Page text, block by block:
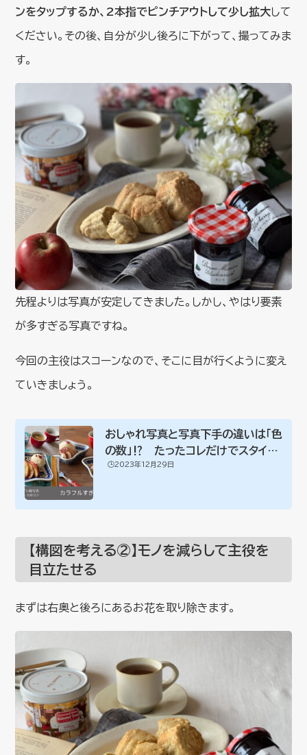
ンをタップするか、2本指でピンチアウトして少し拡大して
ください。その後、自分が少し後ろに下がって、撮ってみま
す。
先程よりは写真が安定してきました。しかし、やはり要素
が多すぎる写真ですね。
今回の主役はスコーンなので、そこに目が行くように変え
ていきましょう。
おしゃれ写真と写真下手の違いは「色
の数」⁉︎ たったコレだけでスタイリ
ン...
🕒️2023年12月29日
【構図を考える②】モノを減らして主役を
目立たせる
まずは右奥と後ろにあるお花を取り除きます。